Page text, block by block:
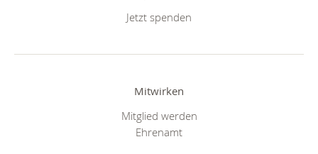
Jetzt spenden
Mitwirken
Mitglied werden
Ehrenamt